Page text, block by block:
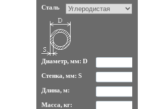
Сталь
Диаметр, мм: D
Стенка, мм: S
Длина, м:
Масса, кг: